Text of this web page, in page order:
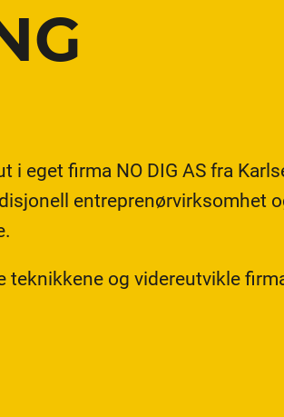
i eget firma NO DIG AS fra
entreprenørvirksomhet
teknikkene og videreutvikle